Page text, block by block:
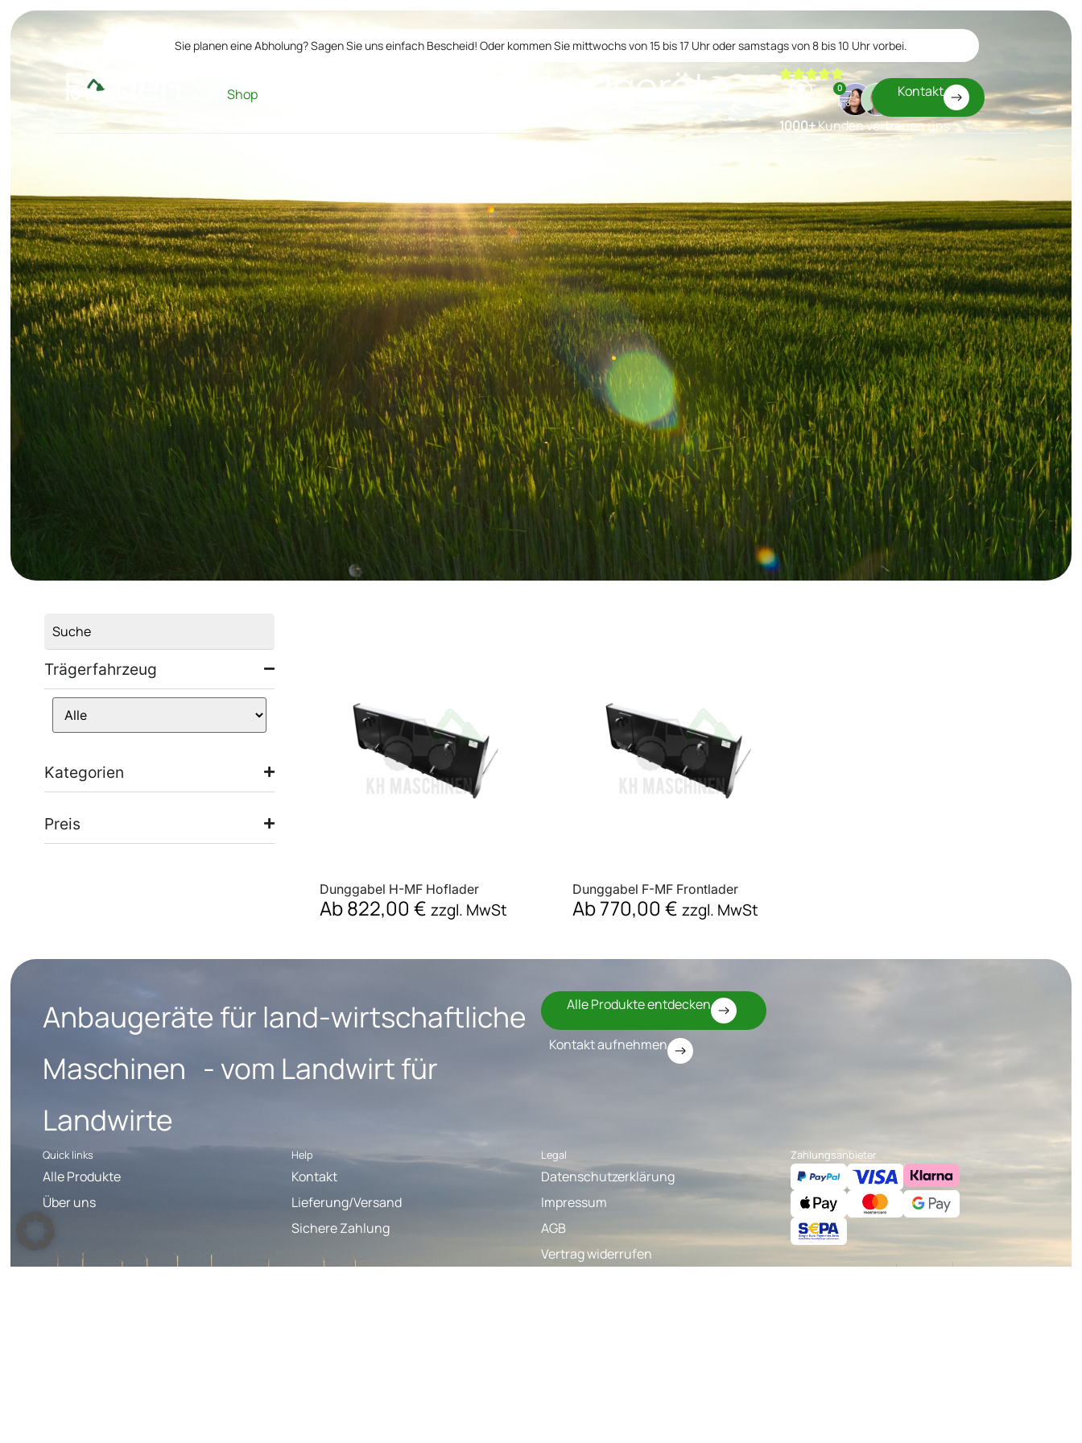
Sie planen eine Abholung? Sagen Sie uns einfach Bescheid! Oder kommen Sie mittwochs von 15 bis 17 Uhr oder samstags von 8 bis 10 Uhr vorbei.
Shop 0 Kontakt
Finden Sie die perfekten Anbaugeräte
1000+Kunden vertrauen uns
Trägerfahrzeug
Kategorien
Preis
Dunggabel H-MF Hoflader
Ab822,00 € zzgl. MwSt
Dunggabel F-MF Frontlader
Ab770,00€ zzgl. MwSt
Anbaugeräte für land-wirtschaftliche
Maschinen - vom Landwirt für
Landwirte
Alle Produkte entdecken
Kontakt aufnehmen
Quick links
Alle Produkte
Über uns
Help
Kontakt
Lieferung/Versand
Sichere Zahlung
Legal
Datenschutzerklärung
Impressum
AGB
Vertrag widerrufen
Zahlungsanbieter